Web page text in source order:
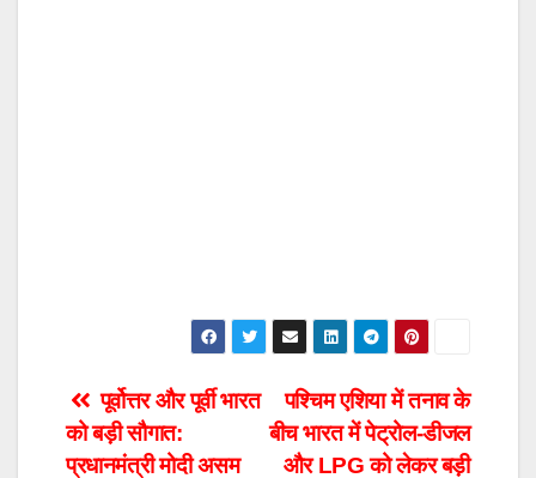
Post
navigation
पश्चिम एशिया में तनाव के
बीच भारत में पेट्रोल-डीजल
और LPG को लेकर बड़ी
पूर्वोत्तर और पूर्वी भारत
को बड़ी सौगात:
प्रधानमंत्री मोदी असम